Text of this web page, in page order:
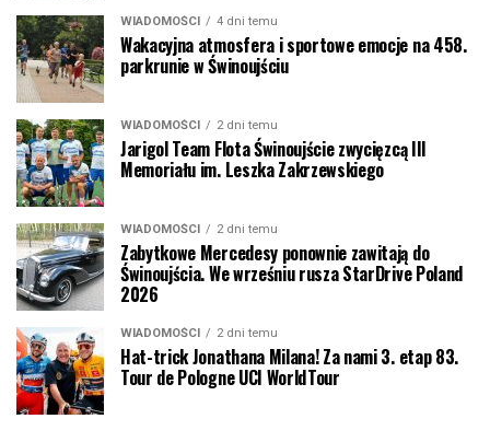
WIADOMOŚCI 4 dni temu
Wakacyjna atmosfera i sportowe emocje na 458.
parkrunie w Świnoujściu
WIADOMOŚCI 2 dni temu
Jarigol Team Flota Świnoujście zwycięzcą III
Memoriału im. Leszka Zakrzewskiego
WIADOMOŚCI 2 dni temu
Zabytkowe Mercedesy ponownie zawitają do
Świnoujścia. We wrześniu rusza StarDrive Poland
2026
WIADOMOŚCI 2 dni temu
Hat-trick Jonathana Milana! Za nami 3. etap 83.
Tour de Pologne UCI WorldTour